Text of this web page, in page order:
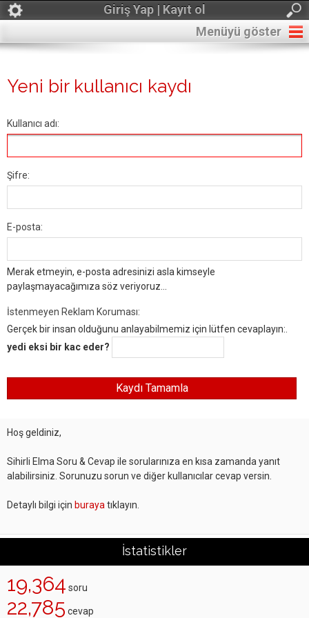
Giriş Yap | Kayıt ol
Menüyü göster
Yeni bir kullanıcı kaydı
Kullanıcı adı:
Şifre:
E-posta:
Merak etmeyin, e-posta adresinizi asla kimseyle
paylaşmayacağımıza söz veriyoruz...
İstenmeyen Reklam Koruması:
Gerçek bir insan olduğunu anlayabilmemiz için lütfen cevaplayın:.
yedi eksi bir kac eder?
Hoş geldiniz,
Sihirli Elma Soru & Cevap ile sorularınıza en kısa zamanda yanıt
alabilirsiniz. Sorunuzu sorun ve diğer kullanıcılar cevap versin.
Detaylı bilgi için buraya tıklayın.
İstatistikler
19,364 soru
22,785 cevap